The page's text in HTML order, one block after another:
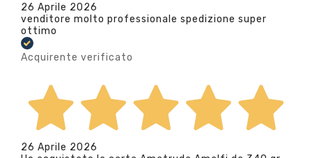
26 Aprile 2026
venditore molto professionale spedizione super
ottimo
Acquirente verificato
26 Aprile 2026